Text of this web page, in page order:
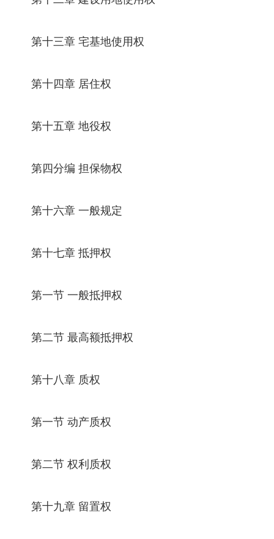
第十三章 宅基地使用权
第十四章 居住权
第十五章 地役权
第四分编 担保物权
第十六章 一般规定
第十七章 抵押权
第一节 一般抵押权
第二节 最高额抵押权
第十八章 质权
第一节 动产质权
第二节 权利质权
第十九章 留置权